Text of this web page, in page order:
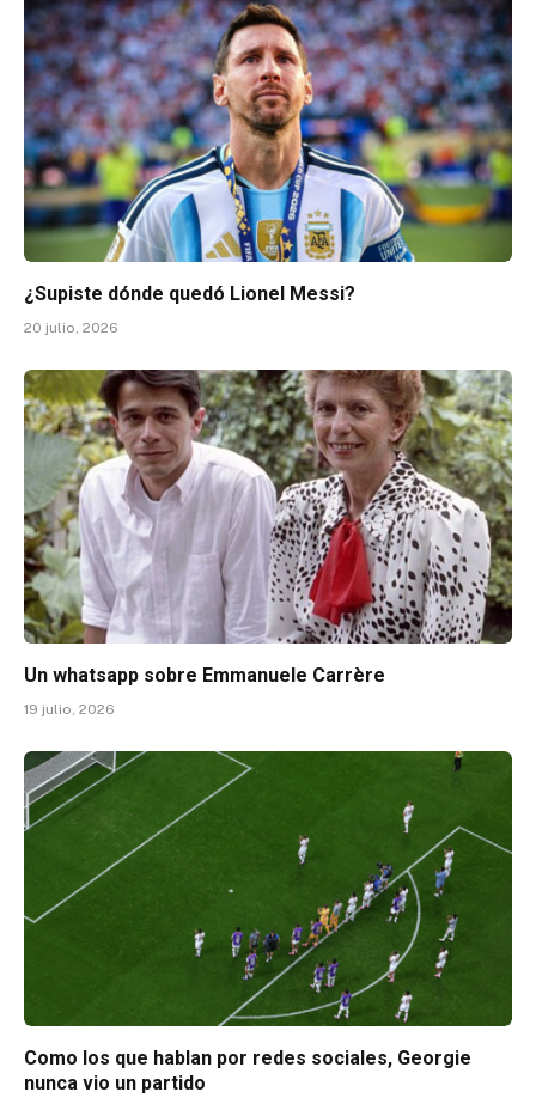
¿Supiste dónde quedó Lionel Messi?
20 julio, 2026
Un whatsapp sobre Emmanuele Carrère
19 julio, 2026
Como los que hablan por redes sociales, Georgie
nunca vio un partido